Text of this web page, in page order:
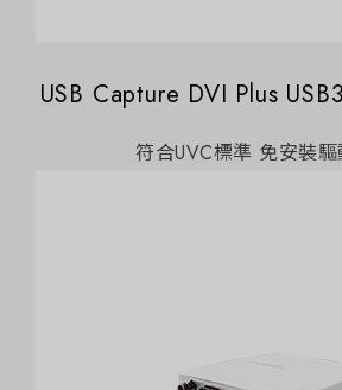
USB Capture DVI Plus
符合UVC標準 免安裝